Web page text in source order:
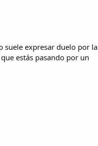
suele expresar duelo por la
estás pasando por un